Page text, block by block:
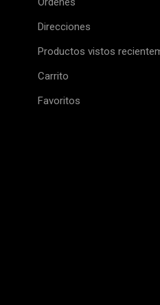
Direcciones
Productos vistos
Carrito
Favoritos